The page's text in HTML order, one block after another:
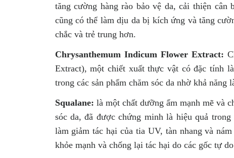
tăng cường hàng rào bảo vệ da, cải thiện
cũng có thể làm dịu da bị kích ứng và tăng
chắc và trẻ trung hơn.
Chrysanthemum Indicum Flower Extract:
Extract), một chiết xuất thực vật có đặc tính
trong các sản phẩm chăm sóc da nhờ khả năng
Squalane: là một chất dưỡng ẩm mạnh mẽ và
sóc da, đã được chứng minh là hiệu quả
làm giảm tác hại của tia UV, tàn nhang và
khỏe mạnh và chống lại tác hại do các gốc tự